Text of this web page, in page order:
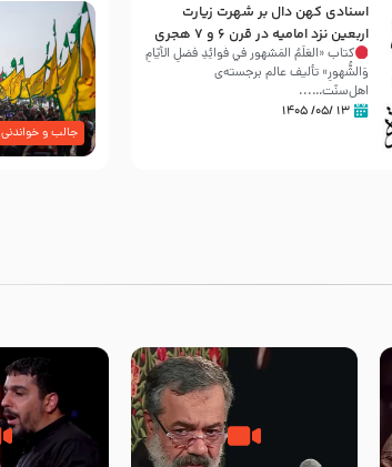
اسنادی کهن دال بر شهرت زیارت
اربعین نزد امامیه در قرن ۶ و ۷ هجری
کتاب «العَلَمُ المَشهور في فَوائِدِ فَضلِ الأيّامِ
وَالشُّهورِ» تألیف عالم برجسته‌ی
اهل‌سنّت…...
۱۳ /۰۵/ ۱۴۰۵
جالب و خواندنی